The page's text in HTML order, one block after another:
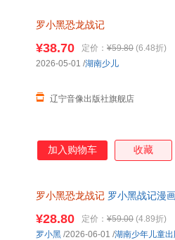
罗小黑恐龙战记
¥38.70 定价： ¥59.80 (6.48折)
辽宁音像出版社旗舰店
2026-05-01 /湖南少儿
加入购物车 收藏
罗小黑恐龙战记 罗小黑战记漫
¥28.80 定价： ¥59.00 (4.89折)
罗小黑 /2026-06-01 /湖南少年儿童